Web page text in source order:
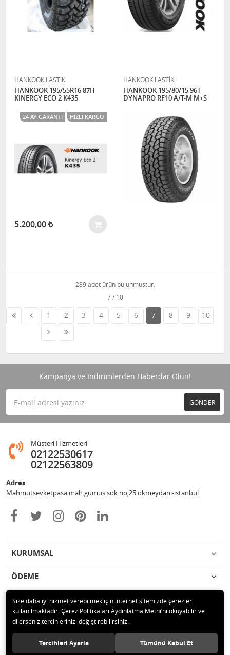
HANKOOK LASTİK
HANKOOK 195/55R16 87H
KINERGY ECO 2 K435
24 AY GARANTI HIZLI KARGO
5.200,00
HANKOOK LASTİK
HANKOOK 195/80/15 96T
DYNAPRO RF10 A/T-M M+S
289 adet ürün bulunmuştur.
1 2 3 4 5 6 7 8 9 10
Kampanya ve İndirimlerden Haberdar Olun!
GÖNDER
Müşteri Hizmetleri
02122530617
02122563809
Adres
Mahmutsevketpasa mah.gümüs sok.no,25 okmeydanı-istanbul
KURUMSAL
ÖDEME
İLETİŞİM
© 2020 Metin otomotiv hizmet ve ticaret ltd.şti Tüm hakları saklıdır.
Size daha iyi hizmet verebilmek için internet sitemizde çerezler
kullanılmaktadır. Çerez Politikaları Aydınlatma Metni’ni okuyabilir ve
dilerseniz tercihlerinizi değiştirebilirsiniz.
Tercihleri Ayarla Tümünü Kabul Et